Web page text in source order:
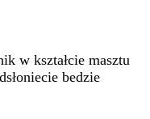
w kształcie masztu
bedzie